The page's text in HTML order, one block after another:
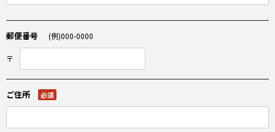
郵便番号 (例)000-0000
〒
ご住所 必須